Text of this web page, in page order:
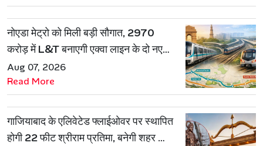
नोएडा मेट्रो को मिली बड़ी सौगात, 2970
करोड़ में L&T बनाएगी एक्वा लाइन के दो नए
रूट
Aug 07, 2026
Read More
गाजियाबाद के एलिवेटेड फ्लाईओवर पर स्थापित
होगी 22 फीट श्रीराम प्रतिमा, बनेगी शहर की